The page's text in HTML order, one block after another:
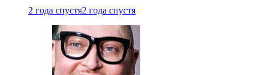
2 года спустя2 года спустя